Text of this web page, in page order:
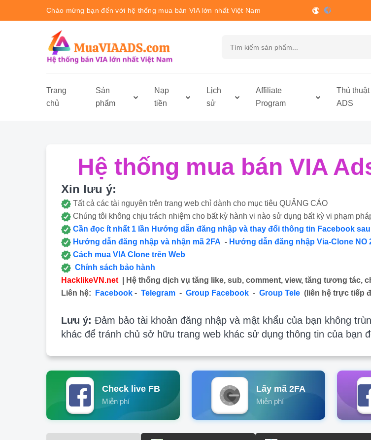
Chào mừng bạn đến với hệ thống mua bán VIA lớn nhất Việt Nam
Trang
chủ
Sản
phẩm
Nạp
tiền
Lịch
sử
Affiliate
Program
Thủ thuật
ADS
Hệ thống mua bán VIA
Xin lưu ý:
Tất cả các tài nguyên trên trang web chỉ dành cho mục tiêu QUẢNG CÁO
Chúng tôi không chịu trách nhiệm cho bất kỳ hành vi nào sử dụng bất kỳ vi phạm
Cần đọc ít nhất 1 lần Hướng dẫn đăng nhập và thay đổi thông tin Facebook
Hướng dẫn đăng nhập và nhận mã 2FA - Hướng dẫn đăng nhập Via-Clone NO
Cách mua VIA Clone trên Web
Chính sách bảo hành
HacklikeVN.net | Hệ thống dịch vụ tăng like, sub, comment, view, tăng tương tác,
Liên hệ:
Facebook - Telegram - Group Facebook - Group Tele (liên hệ trực tiếp
Lưu ý: Đảm bảo tài khoản đăng nhập và mật khẩu của bạn không
khác để tránh chủ sở hữu trang web khác sử dụng thông tin của bạn
Check live FB
Miễn phí
Lấy mã 2FA
Miễn phí